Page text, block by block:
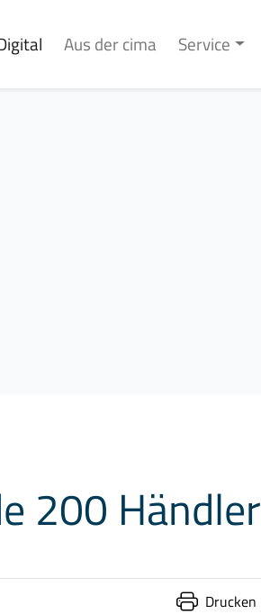
Aus der cima Service
200 Händler
Drucken